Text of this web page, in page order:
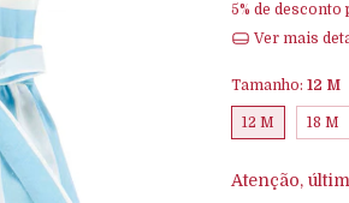
5% de desconto
Ver mais
Tamanho: 12 M
12 M 18 M
Atenção,